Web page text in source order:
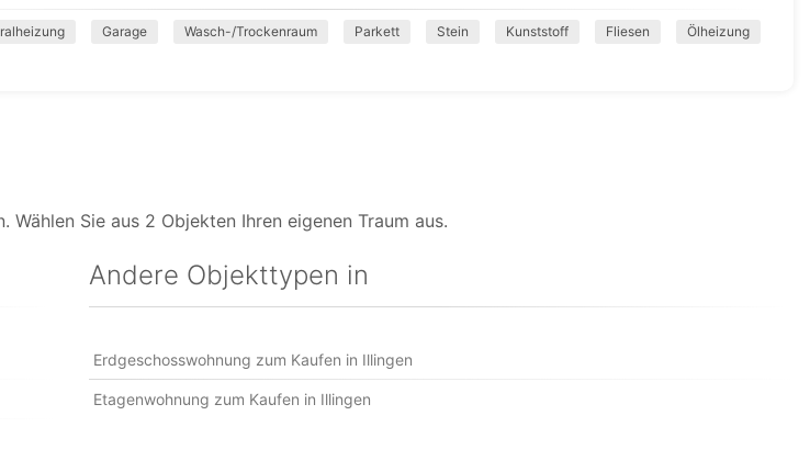
Garage Wasch-/Trockenraum Parkett Stein Kunststoff Fliesen Ölheizung
Sie aus 2 Objekten Ihren eigenen Traum aus.
Andere Objekttypen in
Erdgeschosswohnung zum Kaufen in Illingen
Etagenwohnung zum Kaufen in Illingen